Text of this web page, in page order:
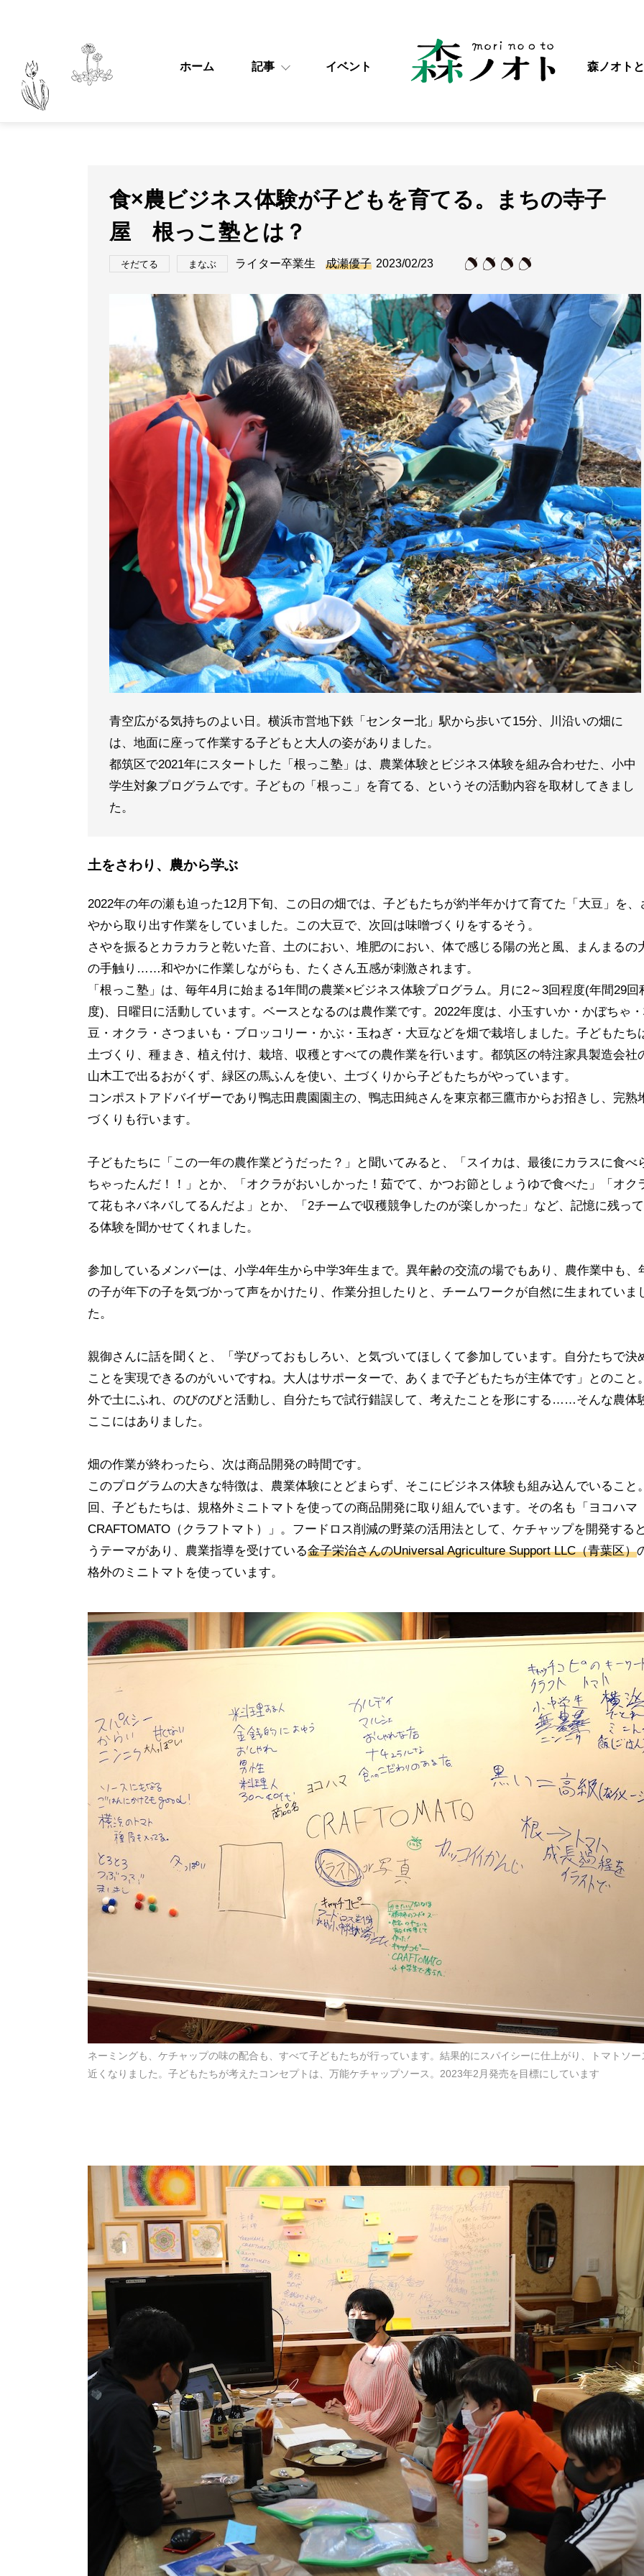
ホーム 記事 イベント 森ノオト
食×農ビジネス体験が子どもを育てる。まちの寺子
屋 根っこ塾とは？
そだてる まなぶ ライター卒業生 成瀬優子 2023/02/23
青空広がる気持ちのよい日。横浜市営地下鉄「センター北」駅から歩いて15分、川沿いの畑に
は、地面に座って作業する子どもと大人の姿がありました。
都筑区で2021年にスタートした「根っこ塾」は、農業体験とビジネス体験を組み合わせた、小中
学生対象プログラムです。子どもの「根っこ」を育てる、というその活動内容を取材してきまし
た。
土をさわり、農から学ぶ
2022年の年の瀬も迫った12月下旬、この日の畑では、子どもたちが約半年かけて育てた「大豆」を、
やから取り出す作業をしていました。この大豆で、次回は味噌づくりをするそう。
さやを振るとカラカラと乾いた音、土のにおい、堆肥のにおい、体で感じる陽の光と風、まんまるの
の手触り……和やかに作業しながらも、たくさん五感が刺激されます。
「根っこ塾」は、毎年4月に始まる1年間の農業×ビジネス体験プログラム。月に2～3回程度(年間29回
度)、日曜日に活動しています。ベースとなるのは農作業です。2022年度は、小玉すいか・かぼちゃ
豆・オクラ・さつまいも・ブロッコリー・かぶ・玉ねぎ・大豆などを畑で栽培しました。子どもたち
土づくり、種まき、植え付け、栽培、収穫とすべての農作業を行います。都筑区の特注家具製造会社
山木工で出るおがくず、緑区の馬ふんを使い、土づくりから子どもたちがやっています。
コンポストアドバイザーであり鴨志田農園園主の、鴨志田純さんを東京都三鷹市からお招きし、完熟
づくりも行います。
子どもたちに「この一年の農作業どうだった？」と聞いてみると、「スイカは、最後にカラスに食べ
ちゃったんだ！！」とか、「オクラがおいしかった！茹でて、かつお節としょうゆで食べた」「オク
て花もネバネバしてるんだよ」とか、「2チームで収穫競争したのが楽しかった」など、記憶に残っ
る体験を聞かせてくれました。
参加しているメンバーは、小学4年生から中学3年生まで。異年齢の交流の場でもあり、農作業中も、
の子が年下の子を気づかって声をかけたり、作業分担したりと、チームワークが自然に生まれていま
た。
親御さんに話を聞くと、「学びっておもしろい、と気づいてほしくて参加しています。自分たちで決
ことを実現できるのがいいですね。大人はサポーターで、あくまで子どもたちが主体です」とのこと
外で土にふれ、のびのびと活動し、自分たちで試行錯誤して、考えたことを形にする……そんな農体
ここにはありました。
畑の作業が終わったら、次は商品開発の時間です。
このプログラムの大きな特徴は、農業体験にとどまらず、そこにビジネス体験も組み込んでいること
回、子どもたちは、規格外ミニトマトを使っての商品開発に取り組んでいます。その名も「ヨコハマ
CRAFTOMATO（クラフトマト）」。フードロス削減の野菜の活用法として、ケチャップを開発する
うテーマがあり、農業指導を受けている金子栄治さんのUniversal Agriculture Support LLC（青葉区）
格外のミニトマトを使っています。
ネーミングも、ケチャップの味の配合も、すべて子どもたちが行っています。結果的にスパイシーに仕上がり、トマトソー
近くなりました。子どもたちが考えたコンセプトは、万能ケチャップソース。2023年2月発売を目標にしています